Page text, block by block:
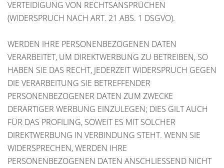
VERTEIDIGUNG VON RECHTSANSPRÜCHEN
(WIDERSPRUCH NACH ART. 21 ABS. 1 DSGVO).
WERDEN IHRE PERSONENBEZOGENEN DATEN
VERARBEITET, UM DIREKTWERBUNG ZU BETREIBEN, SO
HABEN SIE DAS RECHT, JEDERZEIT WIDERSPRUCH GEGEN
DIE VERARBEITUNG SIE BETREFFENDER
PERSONENBEZOGENER DATEN ZUM ZWECKE
DERARTIGER WERBUNG EINZULEGEN; DIES GILT AUCH
FÜR DAS PROFILING, SOWEIT ES MIT SOLCHER
DIREKTWERBUNG IN VERBINDUNG STEHT. WENN SIE
WIDERSPRECHEN, WERDEN IHRE
PERSONENBEZOGENEN DATEN ANSCHLIESSEND NICHT